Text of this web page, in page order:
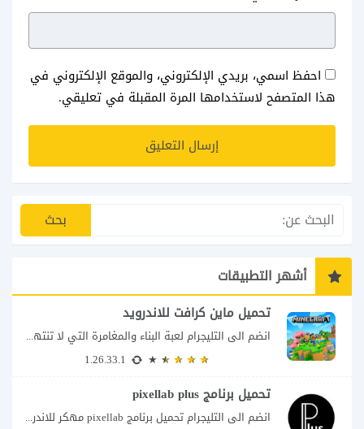
احفظ اسمي، بريدي الإلكتروني، والموقع الإلكتروني في
هذا المتصفح لاستخدامها المرة المقبلة في تعليقي.
أشهر التطبيقات
تحميل ماين كرافت للاندرويد
انضم الى التليجرام لعبة البناء والمغامرة التي لا تنتهي Minecraft إذا كنت تبحث عن...
تحميل برنامج pixellab plus
انضم الى التليجرام تحميل برنامج pixellab مهكر للاندرويد يعتبر تطبيق بيكسلاب من اشهر تطبيقات...